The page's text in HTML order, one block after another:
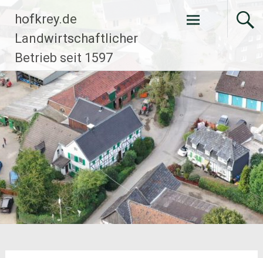
Zum
Inhalt
springen
hofkrey.de
Landwirtschaftlicher
Betrieb seit 1597